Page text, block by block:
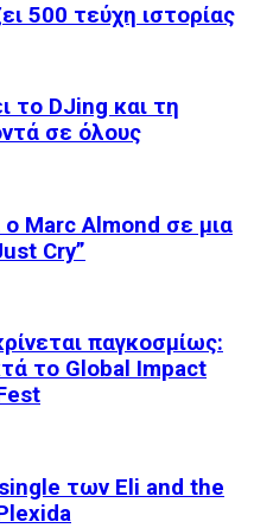
500 τεύχη ιστορίας
το DJing και τη
σε όλους
Marc Almond σε μια
Cry”
παγκοσμίως:
το Global Impact
των Eli and the